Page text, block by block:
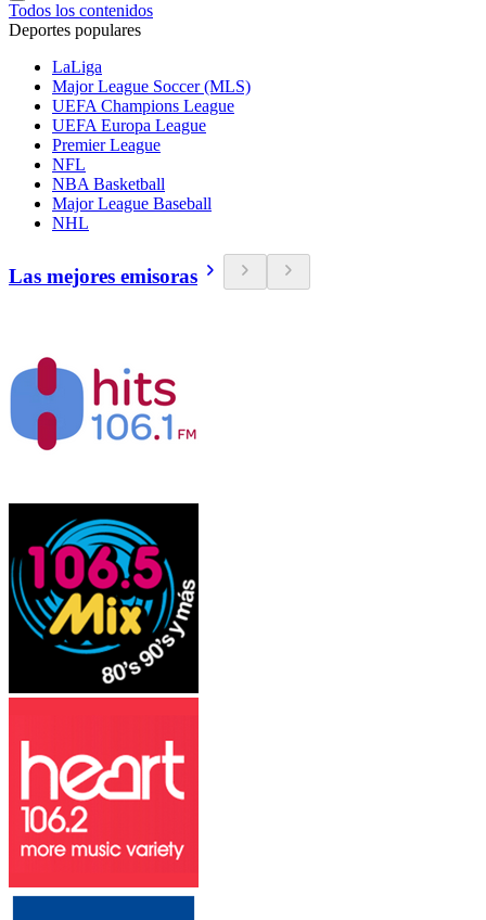
Todos los contenidos
Deportes populares
LaLiga
Major League Soccer (MLS)
UEFA Champions League
UEFA Europa League
Premier League
NFL
NBA Basketball
Major League Baseball
NHL
Las mejores emisoras